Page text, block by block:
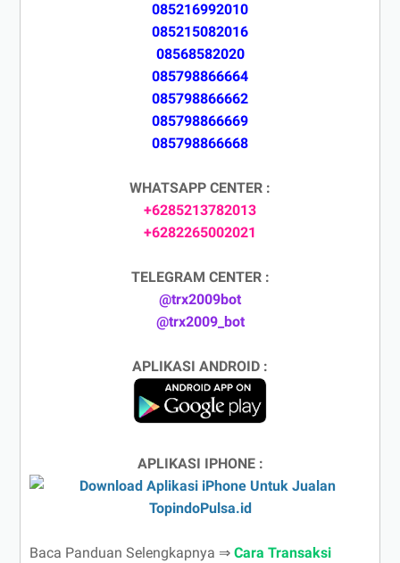
085216992010
085215082016
08568582020
085798866664
085798866662
085798866669
085798866668
WHATSAPP CENTER :
+6285213782013
+6282265002021
TELEGRAM CENTER :
@trx2009bot
@trx2009_bot
APLIKASI ANDROID :
APLIKASI IPHONE :
Baca Panduan Selengkapnya ⇒ Cara Transaksi